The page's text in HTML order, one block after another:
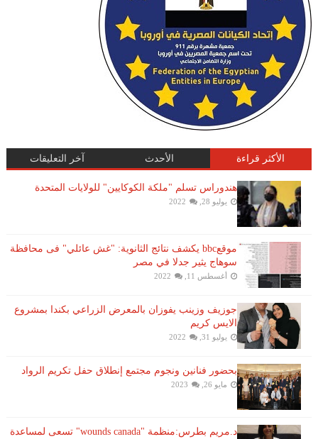
الأكثر قراءة الأحدث آخر التعليقات
هندوراس تسلم "ملكة الكوكايين" للولايات المتحدة
يوليو 28, 2022
موقعbbc يكشف نتائج الثانوية: "غش عائلي" فى محافظة
سوهاج يثير جدلا في مصر
أغسطس 11, 2022
جوزيف وزينب يفوزان بالمعرض الزراعي بكندا بمشروع
الايس كريم
يوليو 31, 2022
بحضور فنانين ونجوم مجتمع إنطلاق حفل تكريم الرواد
مايو 26, 2023
د.مريم بطرس:منظمة "wounds canada" تسعى لمساعدة